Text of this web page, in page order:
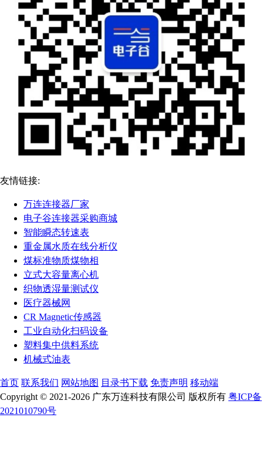
友情链接:
万连连接器厂家
电子谷连接器采购商城
智能瞬态转速表
重金属水质在线分析仪
煤标准物质煤物相
立式大容量离心机
织物透湿量测试仪
医疗器械网
CR Magnetic传感器
工业自动化扫码设备
塑料集中供料系统
机械式油表
首页 联系我们 网站地图 目录书下载 免责声明 移动端
Copyright © 2021-2026 广东万连科技有限公司 版权所有 粤ICP备
2021010790号